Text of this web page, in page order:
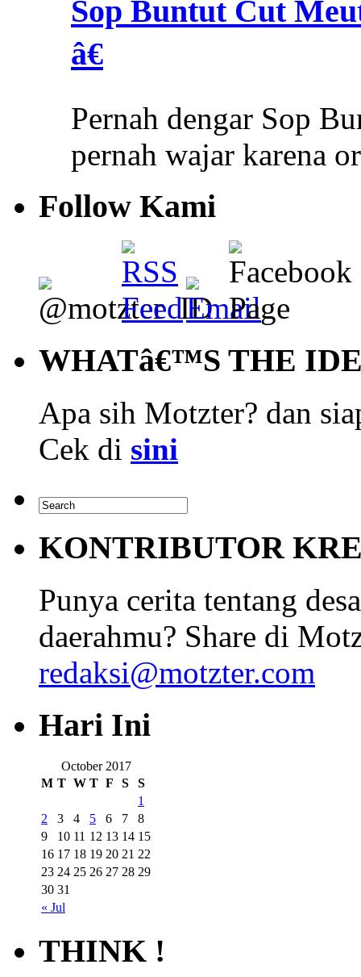
Sop Buntut Cut
â€
Pernah dengar Sop
pernah wajar karena
Follow Kami
WHATâ€™S THE
Apa sih Motzter? dan
Cek di sini
KONTRIBUTOR
Punya cerita tentang
daerahmu? Share di
redaksi@motzter.com
Hari Ini
October 2017
M T W T F S S
« Jul
1
2
3 4 5 6 7
8
9
10 11 12 13 14 15
16 17 18 19 20 21 22
23 24 25 26 27 28 29
30 31
THINK !